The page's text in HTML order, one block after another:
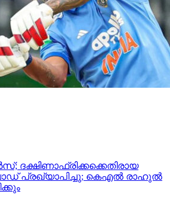
ദക്ഷിണാഫ്രിക്കക്കെതിരായ
പ്രഖ്യാപിച്ചു; കെഎൽ രാഹുൽ